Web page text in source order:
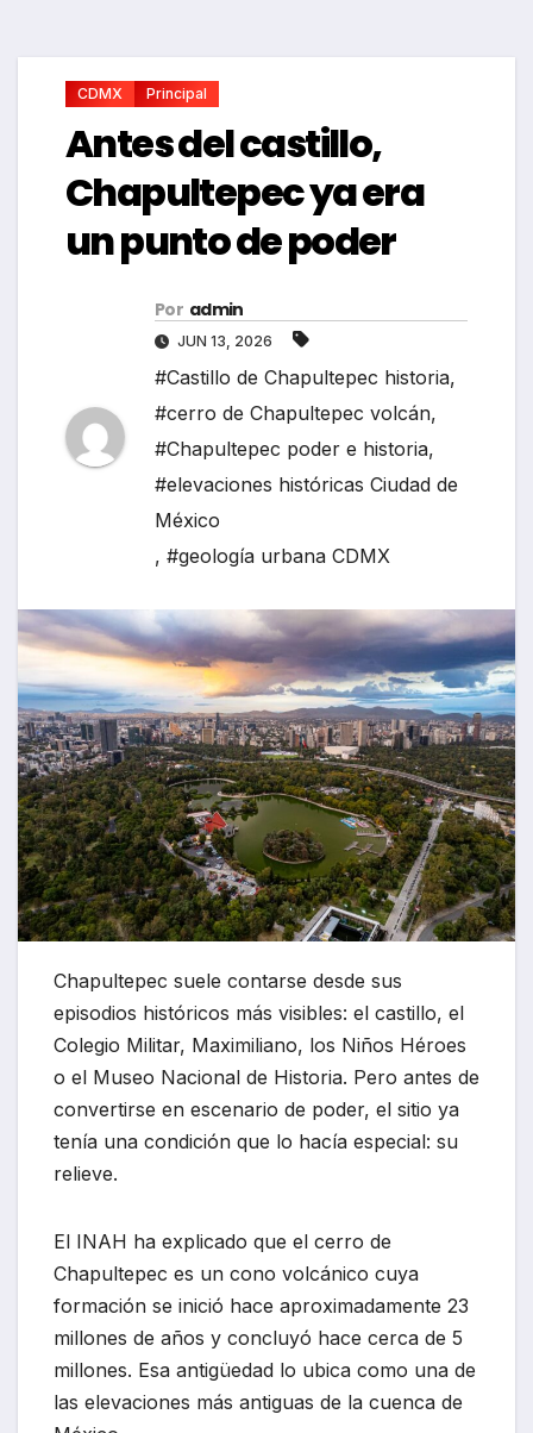
CDMX Principal
Antes del castillo,
Chapultepec ya era
un punto de poder
Por admin
JUN 13, 2026
#Castillo de Chapultepec historia,
#cerro de Chapultepec volcán,
#Chapultepec poder e historia,
#elevaciones históricas Ciudad de
México
, #geología urbana CDMX
Chapultepec suele contarse desde sus
episodios históricos más visibles: el castillo, el
Colegio Militar, Maximiliano, los Niños Héroes
o el Museo Nacional de Historia. Pero antes de
convertirse en escenario de poder, el sitio ya
tenía una condición que lo hacía especial: su
relieve.
El INAH ha explicado que el cerro de
Chapultepec es un cono volcánico cuya
formación se inició hace aproximadamente 23
millones de años y concluyó hace cerca de 5
millones. Esa antigüedad lo ubica como una de
las elevaciones más antiguas de la cuenca de